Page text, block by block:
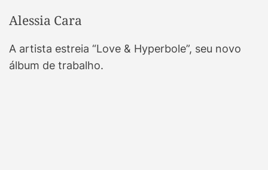
Alessia Cara
A artista estreia “Love & Hyperbole”, seu novo
álbum de trabalho.